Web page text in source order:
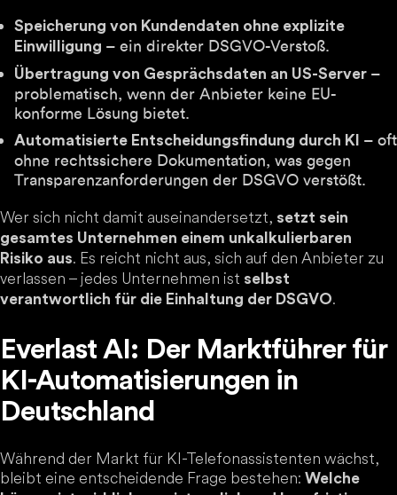
Speicherung von Kundendaten ohne explizite
Einwilligung – ein direkter DSGVO-Verstoß.
Übertragung von Gesprächsdaten an US-Server –
problematisch, wenn der Anbieter keine EU-
konforme Lösung bietet.
Automatisierte Entscheidungsfindung durch KI
– oft
ohne rechtssichere Dokumentation, was gegen
Transparenzanforderungen der DSGVO verstößt.
Wer sich nicht damit auseinandersetzt, setzt sein
gesamtes Unternehmen einem unkalkulierbaren
Risiko aus. Es reicht nicht aus, sich auf den Anbieter zu
verlassen – jedes Unternehmen ist selbst
verantwortlich für die Einhaltung der DSGVO.
Everlast AI: Der Marktführer für
KI-Automatisierungen in
Deutschland
Während der Markt für KI-Telefonassistenten wächst,
bleibt eine entscheidende Frage bestehen: Welche